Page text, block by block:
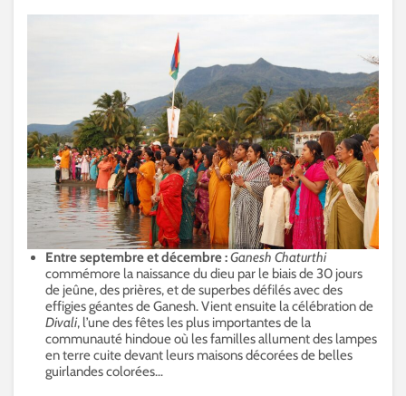
Entre septembre et décembre :Ganesh Chaturthi
commémore la naissance du dieu par le biais de 30 jours
de jeûne, des prières, et de superbes défilés avec des
effigies géantes de Ganesh. Vient ensuite la célébration de
Divali, l’une des fêtes les plus importantes de la
communauté hindoue où les familles allument des lampes
en terre cuite devant leurs maisons décorées de belles
guirlandes colorées…